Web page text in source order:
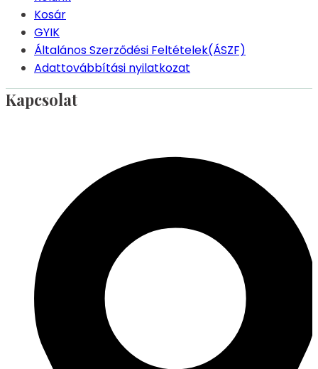
Kosár
GYIK
Általános Szerződési Feltételek(ÁSZF)
Adattovábbítási nyilatkozat
Kapcsolat